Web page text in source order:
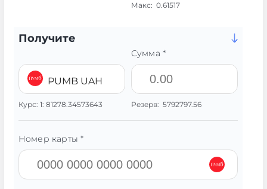
Макс: 0.61517
Получите
PUMB UAH
Курс: 1: 81278.34573643
Сумма *
Резерв: 5792797.56
Номер карты *